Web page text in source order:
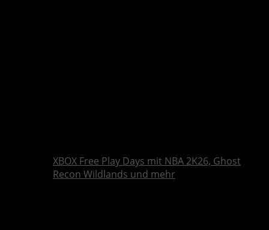
XBOX Free Play Days mit NBA 2K26, Ghost
Recon Wildlands und mehr